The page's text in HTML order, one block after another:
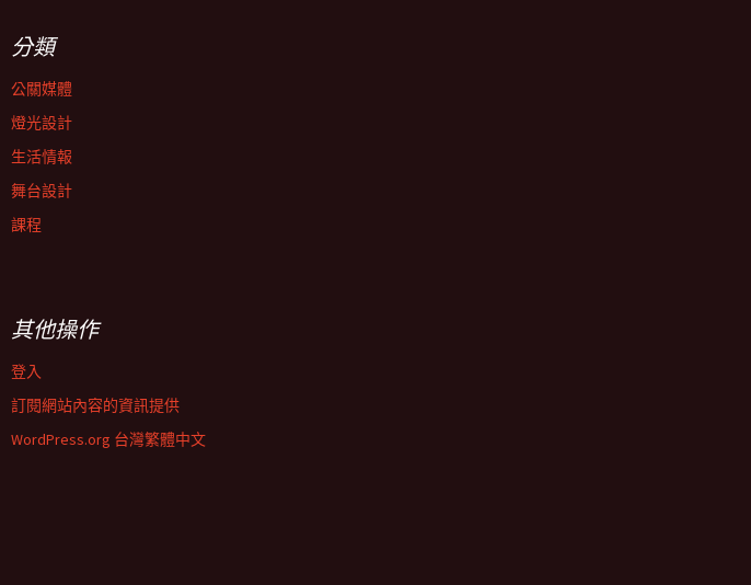
分類
公關媒體
燈光設計
生活情報
舞台設計
課程
其他操作
登入
訂閱網站內容的資訊提供
WordPress.org 台灣繁體中文